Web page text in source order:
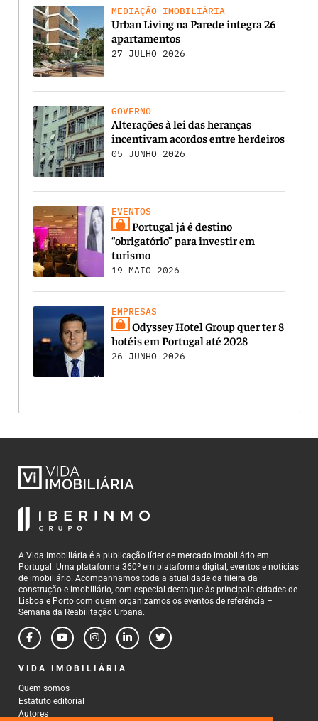
MEDIAÇÃO IMOBILIÁRIA
Urban Living na Parede integra 26
apartamentos
27 JULHO 2026
GOVERNO
Alterações à lei das heranças
incentivam acordos entre herdeiros
05 JUNHO 2026
EVENTOS
Portugal já é destino
“obrigatório” para investir em
turismo
19 MAIO 2026
EMPRESAS
Odyssey Hotel Group quer ter 8
hotéis em Portugal até 2028
26 JUNHO 2026
A Vida Imobiliária é a publicação líder de mercado imobiliário em
Portugal. Uma plataforma 360º em plataforma digital, eventos e notícias
de imobiliário. Acompanhamos toda a atualidade da fileira da
construção e imobiliário, com especial destaque às principais cidades de
Lisboa e Porto com quem organizamos os eventos de referência –
Semana da Reabilitação Urbana.
VIDA IMOBILIÁRIA
Quem somos
Estatuto editorial
Autores